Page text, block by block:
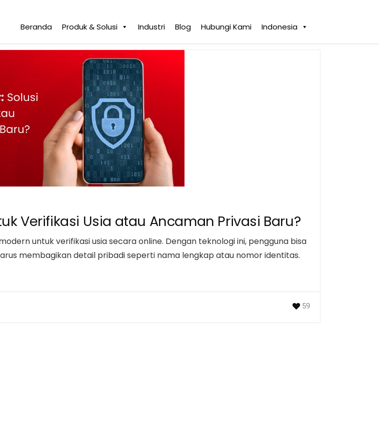
Beranda Produk & Solusi Industri Blog Hubungi Kami Indonesia
Verifikasi Usia atau Ancaman Privasi Baru?
untuk verifikasi usia secara online. Dengan teknologi ini, pengguna bisa
membagikan detail pribadi seperti nama lengkap atau nomor identitas.
59